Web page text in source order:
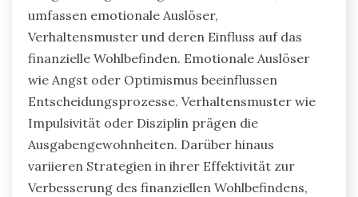
umfassen emotionale Auslöser,
Verhaltensmuster und deren Einfluss auf das
finanzielle Wohlbefinden. Emotionale Auslöser
wie Angst oder Optimismus beeinflussen
Entscheidungsprozesse. Verhaltensmuster wie
Impulsivität oder Disziplin prägen die
Ausgabengewohnheiten. Darüber hinaus
variieren Strategien in ihrer Effektivität zur
Verbesserung des finanziellen Wohlbefindens,